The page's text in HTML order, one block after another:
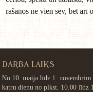
rašanos ne vien sev, bet arī
DARBA LAIKS
No 10. maija līdz 1. novembrim
katru dienu no plkst. 10.00 līdz